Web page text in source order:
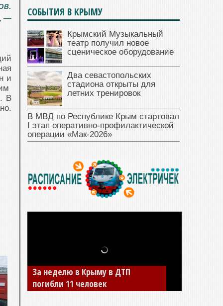
, —
и
В
СОБЫТИЯ В КРЫМУ
Крымский Музыкальный
театр получил новое
сценическое оборудование
Два севастопольских
стадиона открыты для
летних тренировок
В МВД по Республике Крым стартовал
I этап оперативно‑профилактической
операции «Мак‑2026»
В Джанкое водитель ВАЗа сбил
двух детей на «зебре»